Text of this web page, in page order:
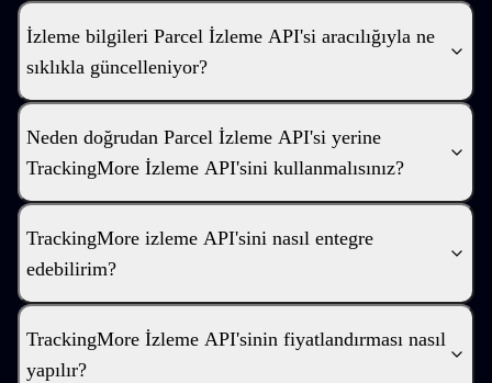
İzleme bilgileri Parcel İzleme API'si aracılığıyla ne
sıklıkla güncelleniyor?
Neden doğrudan Parcel İzleme API'si yerine
TrackingMore İzleme API'sini kullanmalısınız?
TrackingMore izleme API'sini nasıl entegre
edebilirim?
TrackingMore İzleme API'sinin fiyatlandırması nasıl
yapılır?